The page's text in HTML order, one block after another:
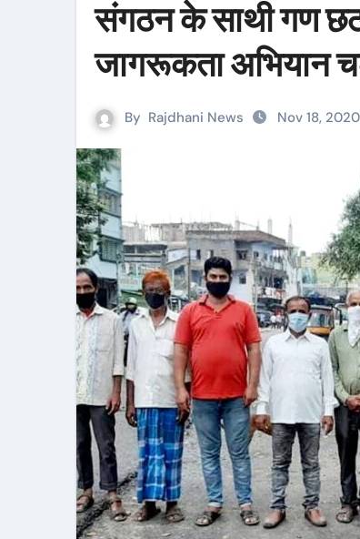
संगठन के साथी गण
जागरूकता अभियान
By Rajdhani News Nov 18, 2020